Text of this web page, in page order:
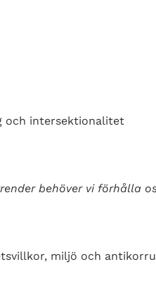
och intersektionalitet
behöver vi förhålla
miljö och